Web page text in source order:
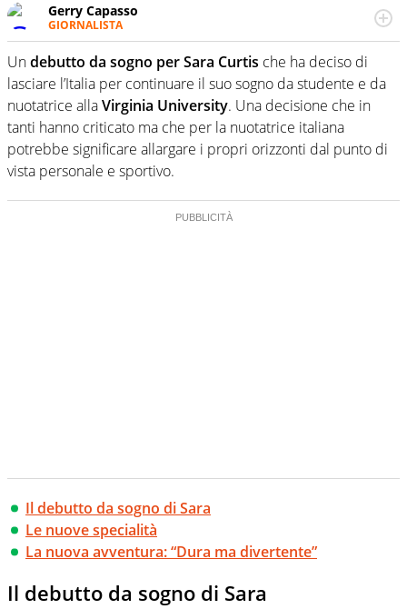
Gerry Capasso
GIORNALISTA
Per lui gli sport americani non hanno segreti: basket,
football, baseball e la capacità innata di trovare la notizia
dove altri non vedono granché
Undebutto da sogno per Sara Curtis che ha deciso di
lasciare l’Italia per continuare il suo sogno da studente e da
nuotatrice allaVirginia University. Una decisione che in
tanti hanno criticato ma che per la nuotatrice italiana
potrebbe significare allargare i propri orizzonti dal punto di
vista personale e sportivo.
Il debutto da sogno di Sara
Le nuove specialità
La nuova avventura: “Dura ma divertente”
Il debutto da sogno di Sara